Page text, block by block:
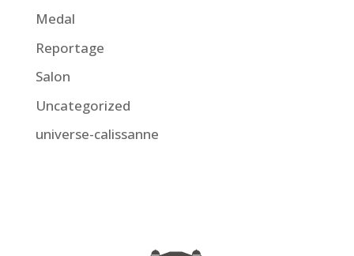
Medal
Reportage
Salon
Uncategorized
universe-calissanne